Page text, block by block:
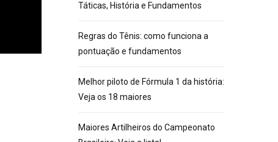
Táticas, História e Fundamentos
Regras do Tênis: como funciona a
pontuação e fundamentos
Melhor piloto de Fórmula 1 da história:
Veja os 18 maiores
Maiores Artilheiros do Campeonato